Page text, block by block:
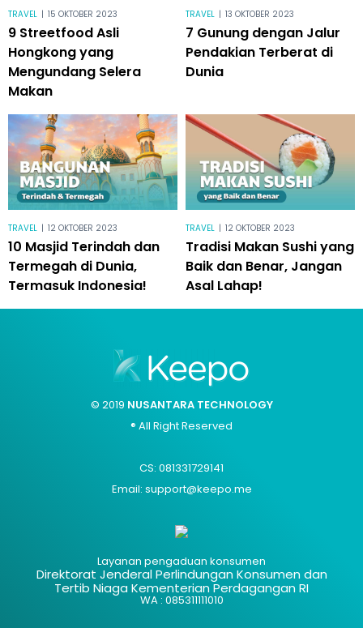
TRAVEL | 15 OKTOBER 2023
9 Streetfood Asli
Hongkong yang
Mengundang Selera
Makan
TRAVEL | 13 OKTOBER 2023
7 Gunung dengan Jalur
Pendakian Terberat di
Dunia
TRAVEL | 12 OKTOBER 2023
10 Masjid Terindah dan
Termegah di Dunia,
Termasuk Indonesia!
TRAVEL | 12 OKTOBER 2023
Tradisi Makan Sushi yang
Baik dan Benar, Jangan
Asal Lahap!
© 2019 NUSANTARA TECHNOLOGY
® All Right Reserved
CS: 081331729141
Email: support@keepo.me
Layanan pengaduan konsumen
Direktorat Jenderal Perlindungan Konsumen dan
Tertib Niaga Kementerian Perdagangan RI
WA : 085311111010